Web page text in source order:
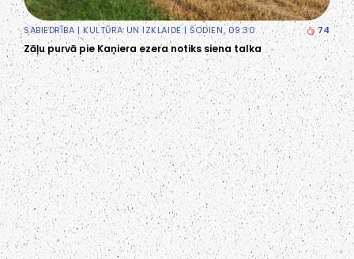
SABIEDRĪBA |KULTŪRA UN IZKLAIDE| ŠODIEN, 09:30 74
Zāļu purvā pie Kaņiera ezera notiks siena talka